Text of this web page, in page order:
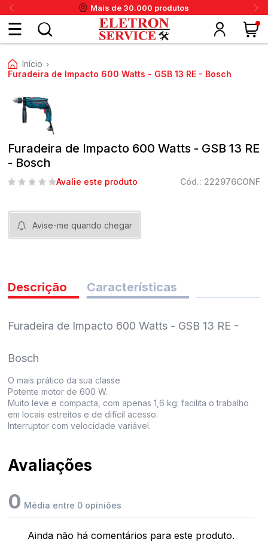
Mais de 30.000 produtos
login
se
Panex Krups
Início ›
Furadeira de Impacto 600 Watts - GSB 13 RE - Bosch
Furadeira de Impacto 600 Watts - GSB 13 RE
- Bosch
Avalie este produto Cód.: 222976CONF
Avise-me quando chegar
Descrição
Furadeira de Impacto 600 Watts - GSB 13 RE -
Bosch
O mais prático da sua classe
Potente motor de 600 W.
Muito leve e compacta, com apenas 1,6 kg: facilita o trabalho
em locais estreitos e de difícil acesso.
Interruptor com velocidade variável.
Características
Avaliações
0 Média entre 0 opiniões
Ainda não há comentários para este produto.